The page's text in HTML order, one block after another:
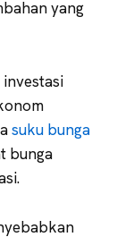
yang
investasi
suku bunga
bunga